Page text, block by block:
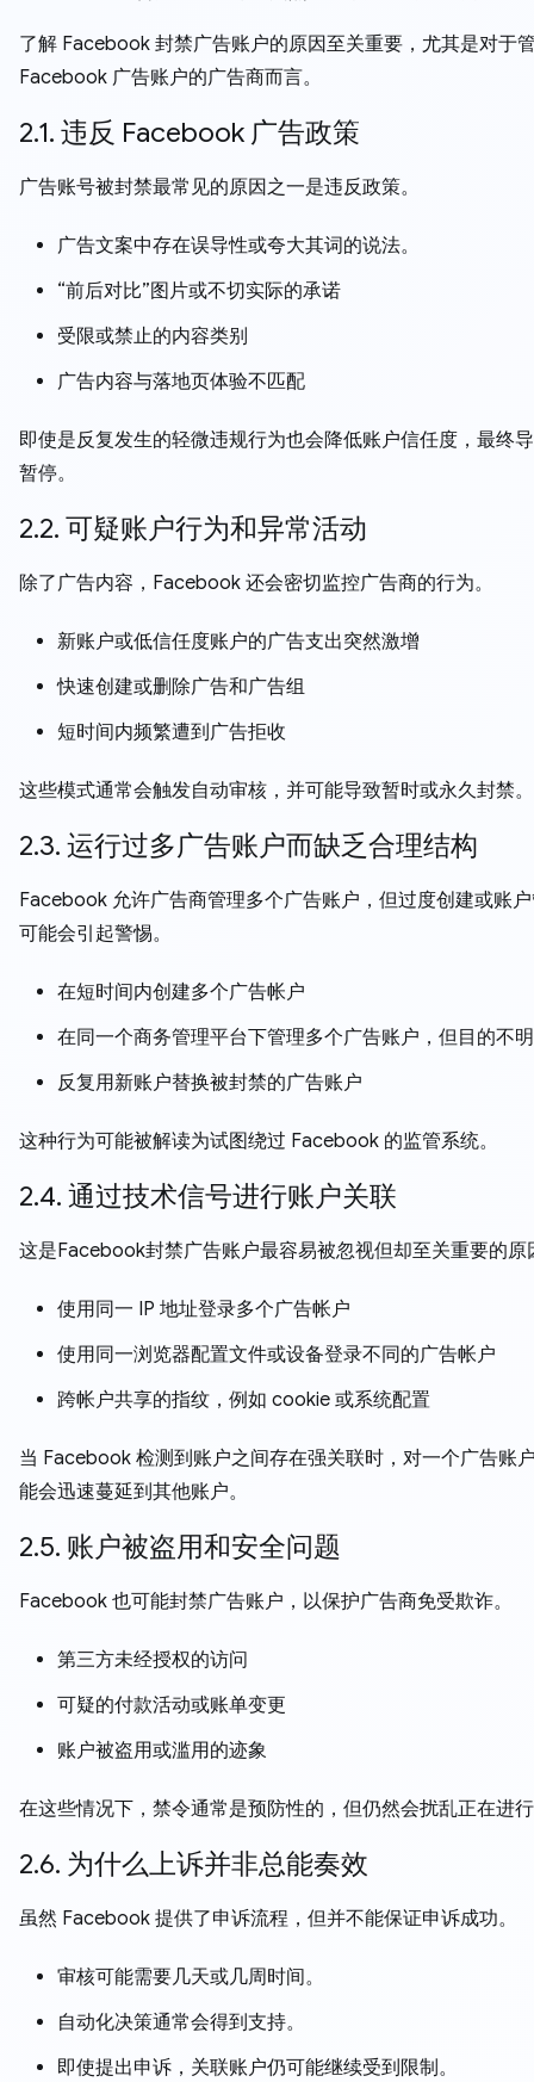
了解 Facebook 封禁广告账户的原因至关重要，尤其是对于
Facebook 广告账户的广告商而言。
2.1. 违反 Facebook 广告政策
广告账号被封禁最常见的原因之一是违反政策。
广告文案中存在误导性或夸大其词的说法。
“前后对比”图片或不切实际的承诺
受限或禁止的内容类别
广告内容与落地页体验不匹配
即使是反复发生的轻微违规行为也会降低账户信任度，最终
暂停。
2.2. 可疑账户行为和异常活动
除了广告内容，Facebook 还会密切监控广告商的行为。
新账户或低信任度账户的广告支出突然激增
快速创建或删除广告和广告组
短时间内频繁遭到广告拒收
这些模式通常会触发自动审核，并可能导致暂时或永久封禁。
2.3. 运行过多广告账户而缺乏合理结构
Facebook 允许广告商管理多个广告账户，但过度创建或账
可能会引起警惕。
在短时间内创建多个广告帐户
在同一个商务管理平台下管理多个广告账户，但目的不
反复用新账户替换被封禁的广告账户
这种行为可能被解读为试图绕过 Facebook 的监管系统。
2.4. 通过技术信号进行账户关联
这是Facebook封禁广告账户最容易被忽视但却至关重要的原
使用同一 IP 地址登录多个广告帐户
使用同一浏览器配置文件或设备登录不同的广告帐户
跨帐户共享的指纹，例如 cookie 或系统配置
当 Facebook 检测到账户之间存在强关联时，对一个广告账
能会迅速蔓延到其他账户。
2.5. 账户被盗用和安全问题
Facebook 也可能封禁广告账户，以保护广告商免受欺诈。
第三方未经授权的访问
可疑的付款活动或账单变更
账户被盗用或滥用的迹象
在这些情况下，禁令通常是预防性的，但仍然会扰乱正在进
2.6. 为什么上诉并非总能奏效
虽然 Facebook 提供了申诉流程，但并不能保证申诉成功。
审核可能需要几天或几周时间。
自动化决策通常会得到支持。
即使提出申诉，关联账户仍可能继续受到限制。